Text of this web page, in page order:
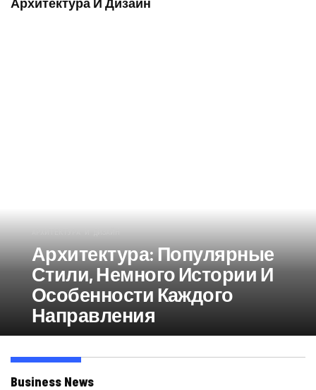
Архитектура: Популярные
Стили, Немного Истории И
Особенности Каждого
Направления
Business News